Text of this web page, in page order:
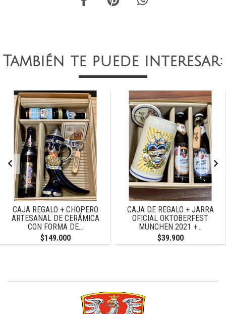
También te puede interesar:
CAJA REGALO + CHOPERO
ARTESANAL DE CERÁMICA
CON FORMA DE...
$149.000
CAJA DE REGALO + JARRA
OFICIAL OKTOBERFEST
MÜNCHEN 2021 +...
$39.900